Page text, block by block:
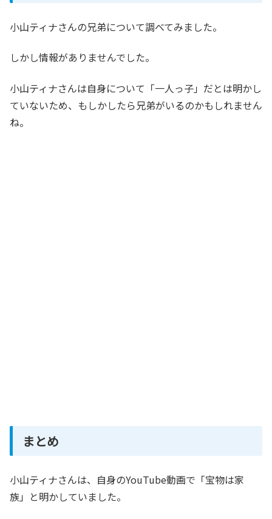
小山ティナさんの兄弟について調べてみました。
しかし情報がありませんでした。
小山ティナさんは自身について「一人っ子」だとは明かし
ていないため、もしかしたら兄弟がいるのかもしれません
ね。
まとめ
小山ティナさんは、自身のYouTube動画で「宝物は家
族」と明かしていました。